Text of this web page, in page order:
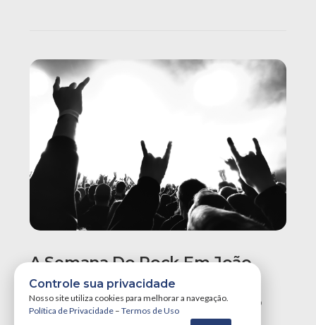
A Semana Do Rock Em João
Pessoa Promete Um Dos
Maiores Finais De Semana Do
Controle sua privacidade
Nosso site utiliza cookies para melhorar a navegação.
Política de Privacidade – Termos de Uso